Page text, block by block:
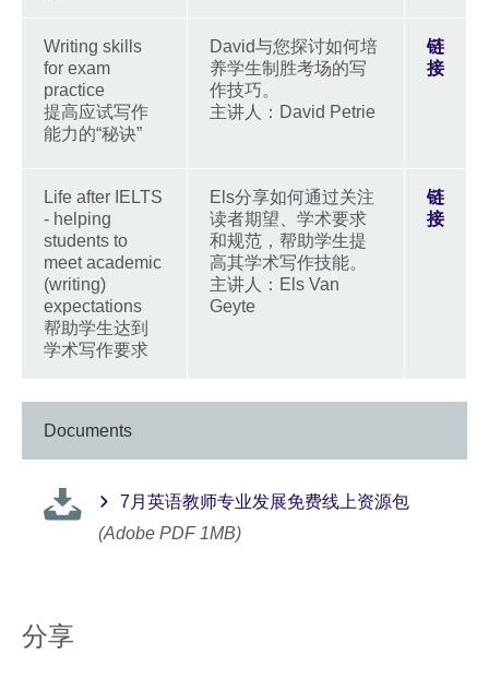
Writing skills
for exam
practice
提高应试写作
能力的“秘诀”
David与您探讨如何培
养学生制胜考场的写
作技巧。
主讲人：David Petrie
链
接
Life after IELTS
- helping
students to
meet academic
(writing)
expectations
帮助学生达到
学术写作要求
Els分享如何通过关注
读者期望、学术要求
和规范，帮助学生提
高其学术写作技能。
主讲人：Els Van
Geyte
链
接
Documents
7月英语教师专业发展免费线上资源包
(Adobe PDF 1MB)
分享